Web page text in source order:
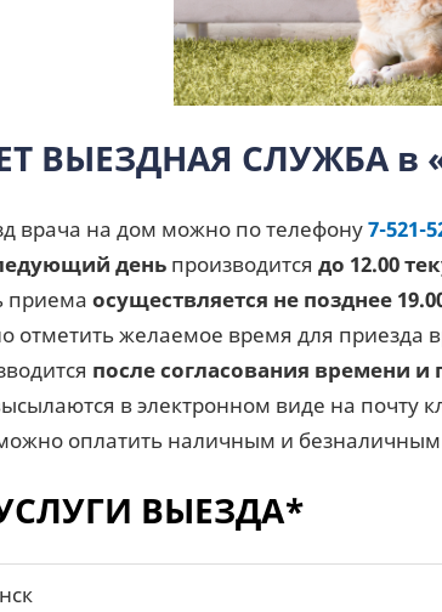
ВЫЕЗДНАЯ СЛУЖБА в
врача на дом можно по телефону7-521-
день производитсядо 12.00
приема осуществляется не позднее
отметить желаемое время для приезда
после согласования времени и
в электронном виде на почту
оплатить наличным и
ВЫЕЗДА*